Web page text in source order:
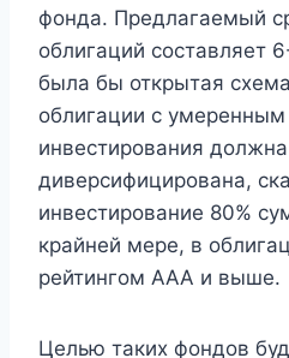
фонда. Предлагаемый
облигаций составляет
была бы открытая
облигации с
инвестирования
диверсифицирована,
инвестирование 80%
крайней мере, в
рейтингом AAA и выше.
Целью таких фондов